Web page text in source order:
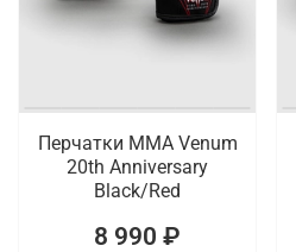
Перчатки ММА Venum
20th Anniversary
Black/Red
8 990 ₽